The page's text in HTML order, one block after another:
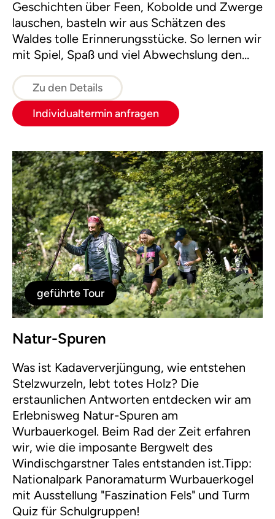
Geschichten über Feen, Kobolde und Zwerge
lauschen, basteln wir aus Schätzen des
Waldes tolle Erinnerungsstücke. So lernen wir
mit Spiel, Spaß und viel Abwechslung den
Zu den Details
Individualtermin anfragen
geführte Tour
Natur-Spuren
Was ist Kadaververjüngung, wie entstehen
Stelzwurzeln, lebt totes Holz? Die
erstaunlichen Antworten entdecken wir am
Erlebnisweg Natur-Spuren am
Wurbauerkogel. Beim Rad der Zeit erfahren
wir, wie die imposante Bergwelt des
Windischgarstner Tales entstanden ist.Tipp:
Nationalpark Panoramaturm Wurbauerkogel
mit Ausstellung "Faszination Fels" und Turm
Quiz für Schulgruppen!